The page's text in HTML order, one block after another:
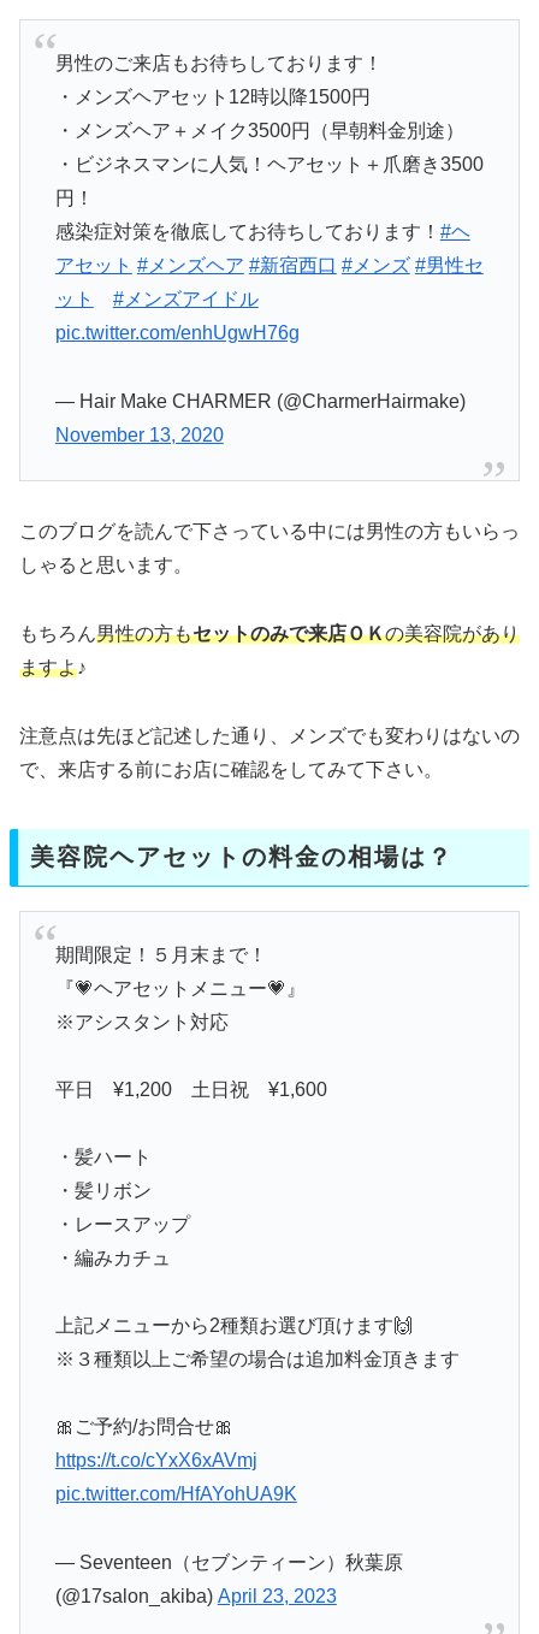
男性のご来店もお待ちしております！
・メンズヘアセット12時以降1500円
・メンズヘア＋メイク3500円（早朝料金別途）
・ビジネスマンに人気！ヘアセット＋爪磨き3500
円！
感染症対策を徹底してお待ちしております！ #ヘ
アセット #メンズヘア #新宿西口 #メンズ #男性セ
ット
#メンズアイドル
pic.twitter.com/enhUgwH76g
— Hair Make CHARMER (@CharmerHairmake)
November 13, 2020
このブログを読んで下さっている中には男性の方もいらっ
しゃると思います。
もちろん男性の方もセットのみで来店ＯＫの美容院があり
ますよ♪
注意点は先ほど記述した通り、メンズでも変わりはないの
で、来店する前にお店に確認をしてみて下さい。
美容院ヘアセットの料金の相場は？
期間限定！５月末まで！
『💗ヘアセットメニュー💗』
※アシスタント対応
平日 ¥1,200 土日祝 ¥1,600
・髪ハート
・髪リボン
・レースアップ
・編みカチュ
上記メニューから2種類お選び頂けます🙌
※３種類以上ご希望の場合は追加料金頂きます
🎀ご予約/お問合せ🎀
https://t.co/cYxX6xAVmj
pic.twitter.com/HfAYohUA9K
— Seventeen（セブンティーン）秋葉原
(@17salon_akiba) April 23, 2023